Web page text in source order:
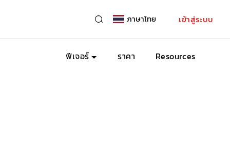
ภาษาไทย เข้าสู่ระบบ
ฟีเจอร์ ราคา Resources